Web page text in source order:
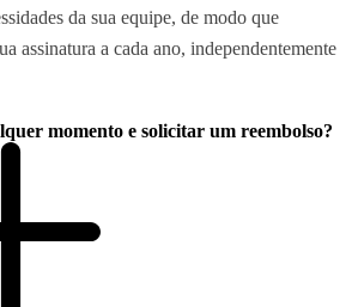
da sua equipe, de modo que
assinatura a cada ano, independentemente
momento e solicitar um reembolso?